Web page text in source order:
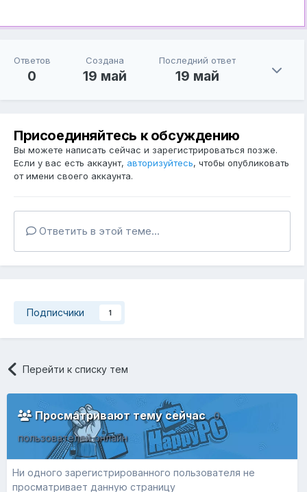
Ответов
0
Создана
19 май
Последний ответ
19 май
Присоединяйтесь к обсуждению
Вы можете написать сейчас и зарегистрироваться позже.
Если у вас есть аккаунт, авторизуйтесь, чтобы опубликовать
от имени своего аккаунта.
Ответить в этой теме...
Подписчики 1
Перейти к списку тем
Просматривают тему сейчас0
пользователей онлайн
Ни одного зарегистрированного пользователя не
просматривает данную страницу